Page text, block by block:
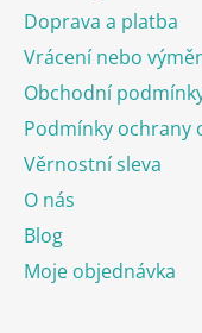
Doprava a platba
Vrácení nebo
Obchodní
Podmínky ochrany
Věrnostní sleva
O nás
Blog
Moje objednávka